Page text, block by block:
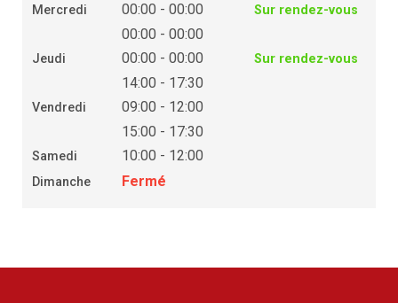
Mercredi 00:00 - 00:00 Sur rendez-vous
00:00 - 00:00
Jeudi 00:00 - 00:00 Sur rendez-vous
14:00 - 17:30
Vendredi
09:00 - 12:00
15:00 - 17:30
Samedi 10:00 - 12:00
Dimanche Fermé